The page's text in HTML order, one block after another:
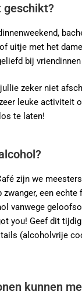
geschikt?
uitje met het
bij
zeker niet
leuke activiteit
te laten!
zijn we
zwanger, een
vanwege
you! Geef dit
(alcoholvrije
kunnen